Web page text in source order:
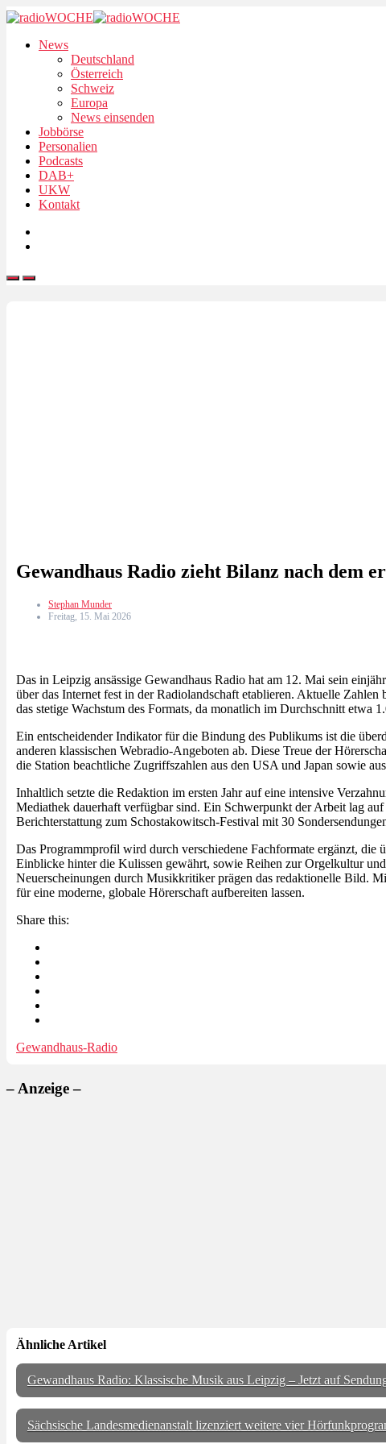
News
Deutschland
Österreich
Schweiz
Europa
News einsenden
Jobbörse
Personalien
Podcasts
DAB+
UKW
Kontakt
Gewandhaus Radio zieht Bilanz nach dem
Stephan Munder
Freitag, 15. Mai 2026
Das in Leipzig ansässige Gewandhaus Radio hat am 12. Mai sein
über das Internet fest in der Radiolandschaft etablieren. Aktuelle
das stetige Wachstum des Formats, da monatlich im Durchschnitt etwa
Ein entscheidender Indikator für die Bindung des Publikums ist die
anderen klassischen Webradio-Angeboten ab. Diese Treue der
die Station beachtliche Zugriffszahlen aus den USA und Japan sowie
Inhaltlich setzte die Redaktion im ersten Jahr auf eine intensive
Mediathek dauerhaft verfügbar sind. Ein Schwerpunkt der Arbeit lag
Berichterstattung zum Schostakowitsch-Festival mit 30
Das Programmprofil wird durch verschiedene Fachformate ergänzt, die
Einblicke hinter die Kulissen gewährt, sowie Reihen zur Orgelkultur
Neuerscheinungen durch Musikkritiker prägen das redaktionelle Bild.
für eine moderne, globale Hörerschaft aufbereiten lassen.
Share this:
Gewandhaus-Radio
– Anzeige –
Ähnliche Artikel
Gewandhaus Radio: Klassische Musik aus Leipzig – Jetzt auf
Sächsische Landesmedienanstalt lizenziert weitere vier